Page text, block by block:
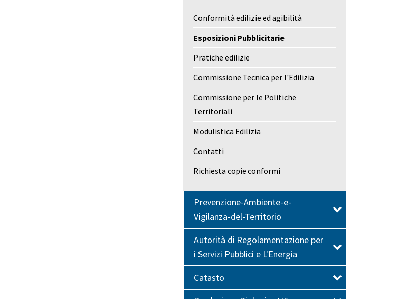
Conformità edilizie ed agibilità
Esposizioni Pubblicitarie
Pratiche edilizie
Commissione Tecnica per l'Edilizia
Commissione per le Politiche
Territoriali
Modulistica Edilizia
Contatti
Richiesta copie conformi
Prevenzione-Ambiente-e-
Vigilanza-del-Territorio
Autorità di Regolamentazione per
i Servizi Pubblici e L'Energia
Catasto